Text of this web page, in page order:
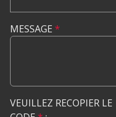
MESSAGE *
VEUILLEZ RECOPIER LE